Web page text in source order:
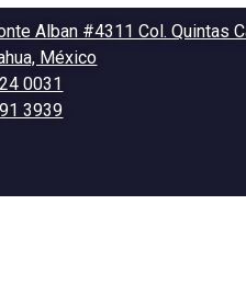
Alban #4311 Col. Quintas
México
0031
3939